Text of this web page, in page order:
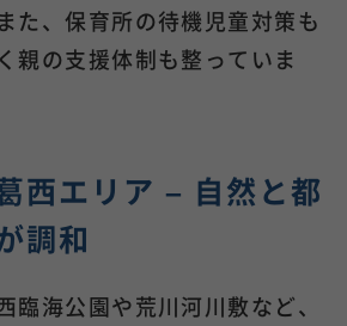
た、保育所の待機児童対策も
親の支援体制も整っていま
西エリア – 自然と都
調和
臨海公園や荒川河川敷など、